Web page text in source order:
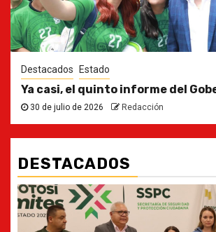
Destacados Estado
Ya casi, el quinto informe del
30 de julio de 2026 Redacción
DESTACADOS